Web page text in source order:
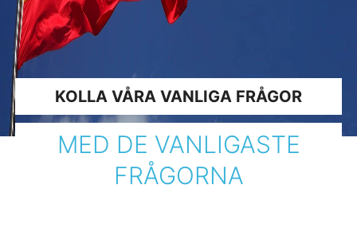
KOLLA VÅRA VANLIGA FRÅGOR
MED DE VANLIGASTE
FRÅGORNA